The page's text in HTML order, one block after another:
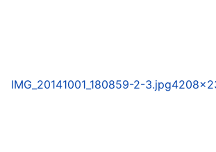
IMG_20141001_180859-2-3.jpg